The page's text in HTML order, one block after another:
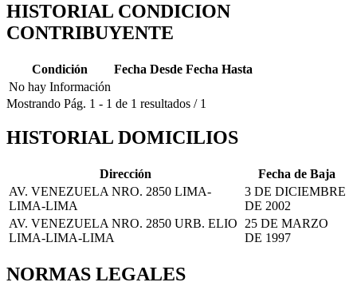
HISTORIAL CONDICION
CONTRIBUYENTE
Condición Fecha Desde Fecha Hasta
No hay Información
Mostrando Pág. 1 - 1 de 1 resultados / 1
HISTORIAL DOMICILIOS
Dirección
Fecha de Baja
AV. VENEZUELA NRO. 2850 LIMA-
LIMA-LIMA
3 DE DICIEMBRE
DE 2002
AV. VENEZUELA NRO. 2850 URB. ELIO
LIMA-LIMA-LIMA
25 DE MARZO
DE 1997
NORMAS LEGALES